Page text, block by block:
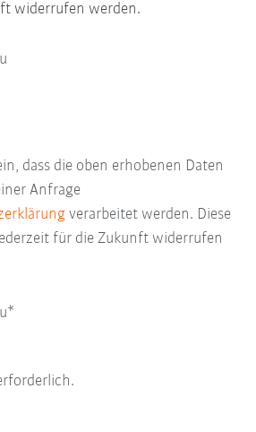
widerrufen werden.
dass die oben erhobenen Daten
Anfrage
verarbeitet werden. Diese
für die Zukunft widerrufen